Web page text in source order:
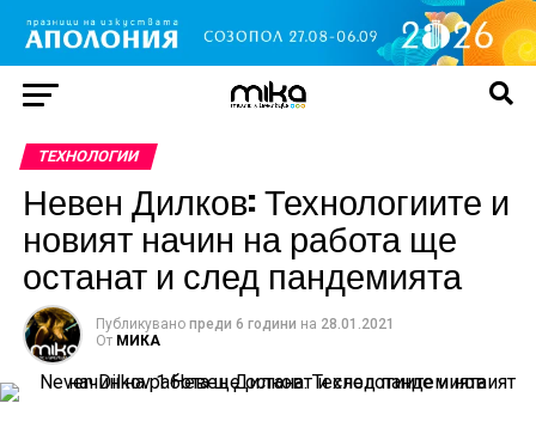
TЕХНОЛОГИИ
Невен Дилков: Технологиите и
новият начин на работа ще
останат и след пандемията
Публикувано преди 6 години на 28.01.2021
От МИКА